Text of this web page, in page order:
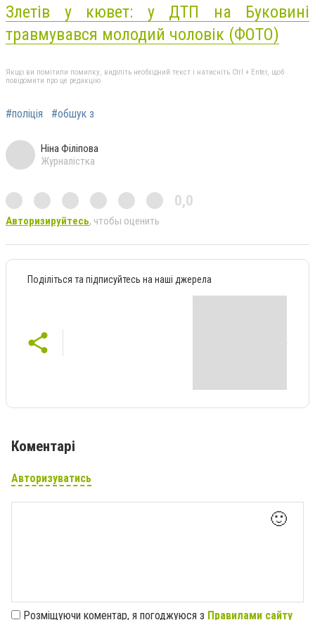
Злетів у кювет: у ДТП на Буковині
травмувався молодий чоловік (ФОТО)
Якщо ви помітили помилку, виділіть необхідний текст і натисніть Ctrl + Enter, щоб
повідомити про це редакцію
#поліція #обшук з
Ніна Філіпова
Журналістка
0,0
Авторизируйтесь, чтобы оценить
Поділіться та підписуйтесь на наші джерела
Коментарі
Авторизуватись
🙂
Розміщуючи коментар, я погоджуюся з Правилами сайту